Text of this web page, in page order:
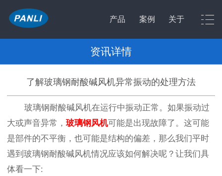
产品 案例 关于
资讯详情
了解玻璃钢耐酸碱风机异常振动的处理方法
玻璃钢耐酸碱风机在运行中振动正常。如果振动过
大或声音异常， 玻璃钢风机可能是出现故障了。这可能
是部件的不平衡，也可能是结构的偏差，那么我们平时
遇到玻璃钢耐酸碱风机情况应该如何解决呢？让我们具
体看一下: